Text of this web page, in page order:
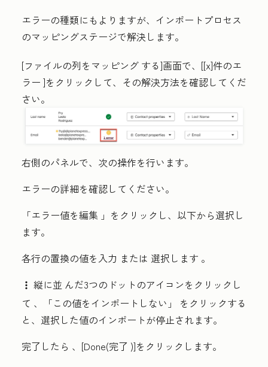
エラーの種類にもよりますが、インポートプロセス
のマッピングステージで解決します。
[ファイルの列をマッピング する]画面で、[[x]件のエ
ラー ]をクリックして、その解決方法を確認してくだ
さい。
右側のパネルで、次の操作を行います。
エラーの詳細を確認してください。
「エラー値を編集 」をクリックし、以下から選択し
ます。
各行の置換の値を入力 または 選択します 。
verticalMenuIcon 縦に並 んだ3つのドットのアイコンをクリックし
て 、「この値をインポートしない」
をクリックする
と、選択した値のインポートが停止されます。
完了したら 、[Done(完了 )]をクリックします。